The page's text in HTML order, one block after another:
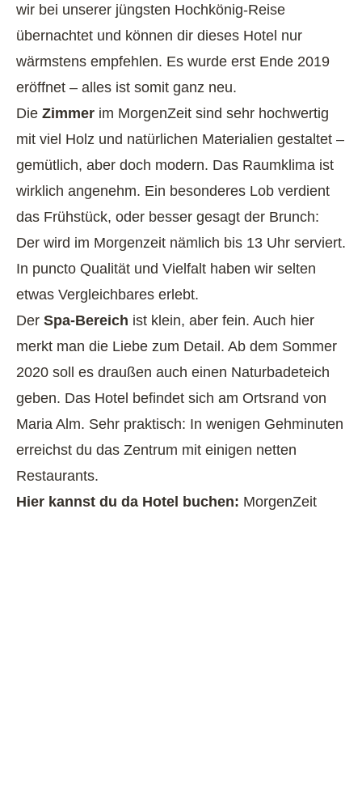
wir bei unserer jüngsten Hochkönig-Reise
übernachtet und können dir dieses Hotel nur
wärmstens empfehlen. Es wurde erst Ende 2019
eröffnet – alles ist somit ganz neu.
Die Zimmer im MorgenZeit sind sehr hochwertig
mit viel Holz und natürlichen Materialien gestaltet –
gemütlich, aber doch modern. Das Raumklima ist
wirklich angenehm. Ein besonderes Lob verdient
das Frühstück, oder besser gesagt der Brunch:
Der wird im Morgenzeit nämlich bis 13 Uhr serviert.
In puncto Qualität und Vielfalt haben wir selten
etwas Vergleichbares erlebt.
Der Spa-Bereich ist klein, aber fein. Auch hier
merkt man die Liebe zum Detail. Ab dem Sommer
2020 soll es draußen auch einen Naturbadeteich
geben. Das Hotel befindet sich am Ortsrand von
Maria Alm. Sehr praktisch: In wenigen Gehminuten
erreichst du das Zentrum mit einigen netten
Restaurants.
Hier kannst du da Hotel buchen: MorgenZeit